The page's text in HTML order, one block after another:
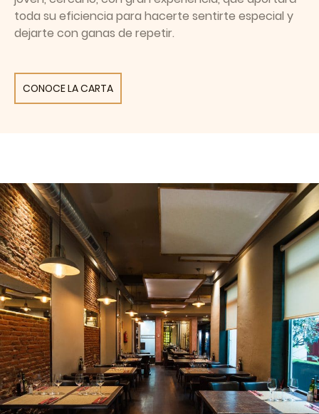
toda su eficiencia para hacerte sentirte especial y
dejarte con ganas de repetir.
CONOCE LA CARTA